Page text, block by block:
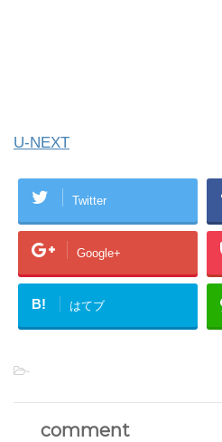
U-NEXT
Twitter
Google+
B! はてブ
-
comment